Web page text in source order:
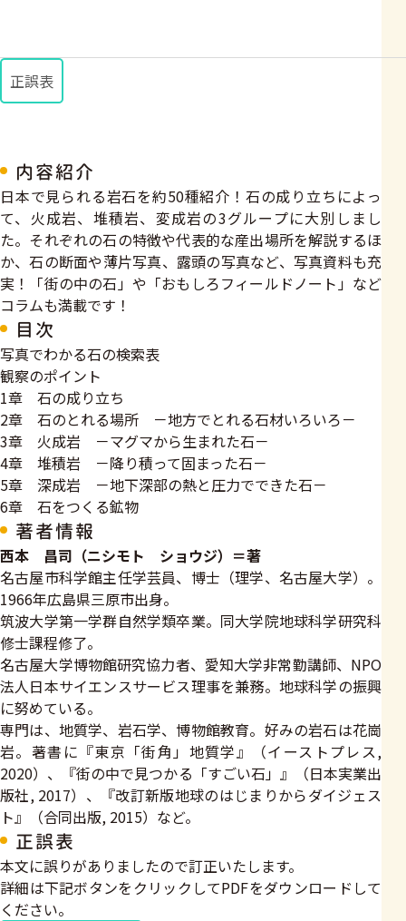
正誤表
内容紹介
日本で見られる岩石を約50種紹介！石の成り立ちによっ
て、火成岩、堆積岩、変成岩の3グループに大別しまし
た。それぞれの石の特徴や代表的な産出場所を解説するほ
か、石の断面や薄片写真、露頭の写真など、写真資料も充
実！「街の中の石」や「おもしろフィールドノート」など
コラムも満載です！
目次
写真でわかる石の検索表
観察のポイント
1章 石の成り立ち
2章 石のとれる場所 －地方でとれる石材いろいろ－
3章 火成岩 －マグマから生まれた石－
4章 堆積岩 －降り積って固まった石－
5章 深成岩 －地下深部の熱と圧力でできた石－
6章 石をつくる鉱物
著者情報
西本 昌司（ニシモト ショウジ）＝著
名古屋市科学館主任学芸員、博士（理学、名古屋大学）。
1966年広島県三原市出身。
筑波大学第一学群自然学類卒業。同大学院地球科学研究科
修士課程修了。
名古屋大学博物館研究協力者、愛知大学非常勤講師、NPO
法人日本サイエンスサービス理事を兼務。地球科学の振興
に努めている。
専門は、地質学、岩石学、博物館教育。好みの岩石は花崗
岩。著書に『東京「街角」地質学』（イーストプレス,
2020）、『街の中で見つかる「すごい石」』（日本実業出
版社, 2017）、『改訂新版地球のはじまりからダイジェス
ト』（合同出版, 2015）など。
正誤表
本文に誤りがありましたので訂正いたします。
詳細は下記ボタンをクリックしてPDFをダウンロードして
ください。